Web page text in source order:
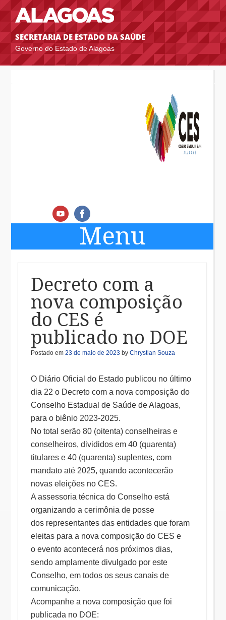
SECRETARIA DE ESTADO DA SAÚDE
Governo do Estado de Alagoas
Menu
Decreto com a
nova composição
do CES é
publicado no DOE
Postado em23 de maio de 2023 byChrystian Souza
O Diário Oficial do Estado publicou no último
dia 22 o Decreto com a nova composição do
Conselho Estadual de Saúde de Alagoas,
para o biênio 2023-2025.
No total serão 80 (oitenta) conselheiras e
conselheiros, divididos em 40 (quarenta)
titulares e 40 (quarenta) suplentes, com
mandato até 2025, quando acontecerão
novas eleições no CES.
A assessoria técnica do Conselho está
organizando a cerimônia de posse
dos representantes das entidades que foram
eleitas para a nova composição do CES e
o evento acontecerá nos próximos dias,
sendo amplamente divulgado por este
Conselho, em todos os seus canais de
comunicação.
Acompanhe a nova composição que foi
publicada no DOE: